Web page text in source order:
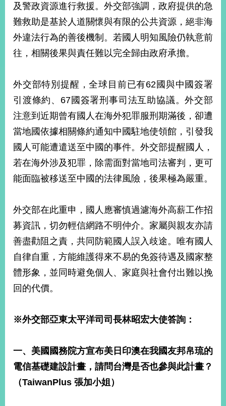
地
區
國
際
政
府
資
訊
公
開
民
本
部
相
關
網
站
部
粉
LINEInstagram
X平台
(原推特)
及警政資源進行救援。外交部強調，政府提供的急
難救助是基於人道關懷與有限的公共資源，絕非海
外違法行為的善後機制。若國人明知風險仍執意前
往，相關後果與責任難以完全歸由政府承擔。
外交部特別提醒，全球目前已有62國與中國簽署
引渡條約、67國簽署刑事司法互助協議。外交部
注意到近期曾有國人在海外犯罪服刑期滿後，卻遭
當地國依據相關條約通知中國駐地使領館，引發我
國人可能遭遣送至中國的事件。外交部提醒國人，
若在海外涉及犯罪，除需面對當地司法審判，更可
能面臨被移送至中國的法律風險，後果極為嚴重。
外交部在此重申，國人應審慎過濾海外高薪工作招
募資訊，切勿輕信網路不明仲介。家屬與親友亦請
善盡勸阻之責，共同防範國人誤入歧途。唯有國人
自律自重，方能維護得來不易的免簽待遇及國家整
體形象，並同時避免個人、家庭與社會付出難以挽
回的代價。
※外交部亞東太平洋司司長林昭宏大使答詢：
一、美國國務院方宣布美日印澳在我國友邦帛琉的
電信基礎建設計畫，請問台灣是否也參與此計畫？
（TaiwanPlus 張加小姐）